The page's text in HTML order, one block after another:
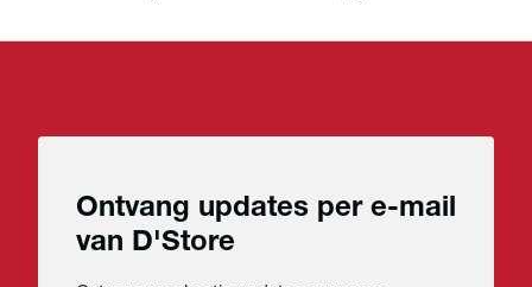
Ontvang updates per e-mail
van D'Store